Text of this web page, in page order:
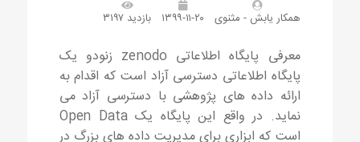
همکار یابش - مثنوی ۱۳۹۹-۱۱-۲۰ بازدید ۳۱۹۷
معرفی پایگاه اطلاعاتی zenodo زنودو یک
پایگاه اطلاعاتی دسترسی آزاد است که اقدام به
ارائه داده های پژوهشی با دسترسی آزاد می
نماید. در واقع این پایگاه یک Open Data
است که ابزاری برای مدیریت داده های بزرگ در